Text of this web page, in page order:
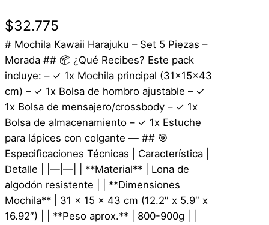
$32.775
# Mochila Kawaii Harajuku – Set 5 Piezas –
Morada ## 📦 ¿Qué Recibes? Este pack
incluye: – ✓ 1x Mochila principal (31x15x43
cm) – ✓ 1x Bolsa de hombro ajustable – ✓
1x Bolsa de mensajero/crossbody – ✓ 1x
Bolsa de almacenamiento – ✓ 1x Estuche
para lápices con colgante — ## 🎯
Especificaciones Técnicas | Característica |
Detalle | |—|—| | **Material** | Lona de
algodón resistente | | **Dimensiones
Mochila** | 31 x 15 x 43 cm (12.2″ x 5.9″ x
16.92″) | | **Peso aprox.** | 800-900g | |